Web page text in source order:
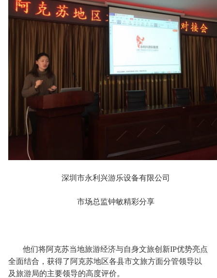
深圳市永利兴游乐设备有限公司
市场总监钟敏精彩分享
他们将阿克苏当地旅游经济与自身文旅创新IP优势亮点
全面结合，获得了阿克苏地区各县市文旅方面分管领导以
及旅游局的主要领导的高度评价。